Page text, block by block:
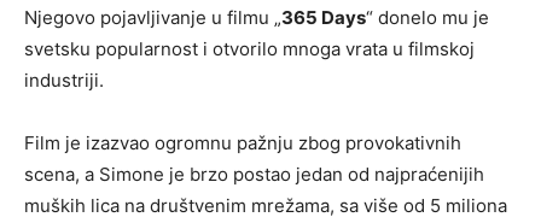
Njegovo pojavljivanje u filmu „365 Days“ donelo mu je
svetsku popularnost i otvorilo mnoga vrata u filmskoj
industriji.
Film je izazvao ogromnu pažnju zbog provokativnih
scena, a Simone je brzo postao jedan od najpraćenijih
muških lica na društvenim mrežama, sa više od 5 miliona